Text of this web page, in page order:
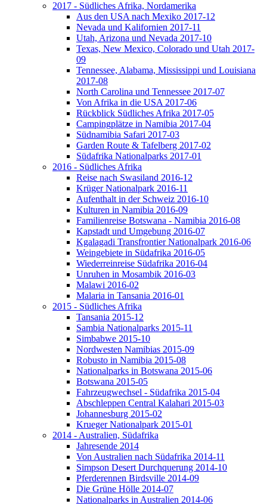
2017 - Südliches Afrika, Nordamerika
Aus den USA nach Mexiko 2017-12
Nevada und Kalifornien 2017-11
Utah, Arizona und Nevada 2017-10
Texas, New Mexico, Colorado und Utah 2017-
09
Tennessee, Alabama, Mississippi und Louisiana
2017-08
North Carolina und Tennessee 2017-07
Von Afrika in die USA 2017-06
Rückblick Südliches Afrika 2017-05
Campingplätze in Namibia 2017-04
Südnamibia Safari 2017-03
Garden Route & Tafelberg 2017-02
Südafrika Nationalparks 2017-01
2016 - Südliches Afrika
Reise nach Swasiland 2016-12
Krüger Nationalpark 2016-11
Aufenthalt in der Schweiz 2016-10
Kulturen in Namibia 2016-09
Familienreise Botswana - Namibia 2016-08
Kapstadt und Umgebung 2016-07
Kgalagadi Transfrontier Nationalpark 2016-06
Weingebiete in Südafrika 2016-05
Wiederreinreise Südafrika 2016-04
Unruhen in Mosambik 2016-03
Malawi 2016-02
Malaria in Tansania 2016-01
2015 - Südliches Afrika
Tansania 2015-12
Sambia Nationalparks 2015-11
Simbabwe 2015-10
Nordwesten Namibias 2015-09
Robusto in Namibia 2015-08
Nationalparks in Botswana 2015-06
Botswana 2015-05
Fahrzeugwechsel - Südafrika 2015-04
Abschleppen Central Kalahari 2015-03
Johannesburg 2015-02
Krueger Nationalpark 2015-01
2014 - Australien, Südafrika
Jahresende 2014
Von Australien nach Südafrika 2014-11
Simpson Desert Durchquerung 2014-10
Pferderennen Birdsville 2014-09
Die Grüne Hölle 2014-07
Nationalparks in Australien 2014-06